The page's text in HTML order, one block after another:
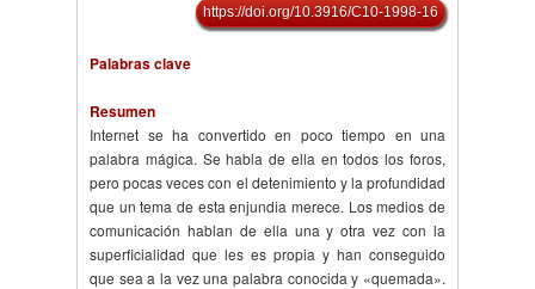
https://doi.org/10.3916/C10-1998-16
Palabras clave
Resumen
Internet se ha convertido en poco tiempo en una
palabra mágica. Se habla de ella en todos los foros,
pero pocas veces con el detenimiento y la profundidad
que un tema de esta enjundia merece. Los medios de
comunicación hablan de ella una y otra vez con la
superficialidad que les es propia y han conseguido
que sea a la vez una palabra conocida y «quemada».